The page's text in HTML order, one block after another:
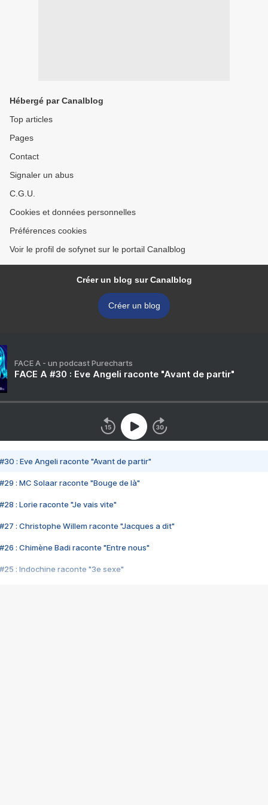
Hébergé par Canalblog
Top articles
Pages
Contact
Signaler un abus
C.G.U.
Cookies et données personnelles
Préférences cookies
Voir le profil de sofynet sur le portail Canalblog
Créer un blog sur Canalblog
Créer un blog
FACE A - un podcast Purecharts
FACE A #30 : Eve Angeli raconte "Avant de partir"
#30 : Eve Angeli raconte "Avant de partir"
#29 : MC Solaar raconte "Bouge de là"
#28 : Lorie raconte "Je vais vite"
#27 : Christophe Willem raconte "Jacques a dit"
#26 : Chimène Badi raconte "Entre nous"
#25 : Indochine raconte "3e sexe"